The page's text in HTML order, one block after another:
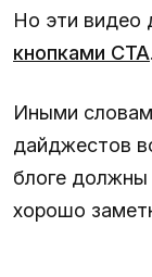
Но эти видео
кнопками CTA.
Иными
дайджестов
блоге должны
хорошо